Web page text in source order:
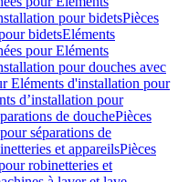
pour bidetsPièces
bidetsEléments
pour Eléments
pour douches avec
Eléments d'installation pour
d’installation pour
de douchePièces
séparations de
et appareilsPièces
robinetteries et